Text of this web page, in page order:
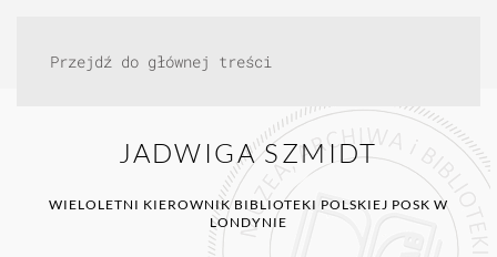
Przejdź do głównej treści
JADWIGA SZMIDT
WIELOLETNI KIEROWNIK BIBLIOTEKI POLSKIEJ POSK W
LONDYNIE